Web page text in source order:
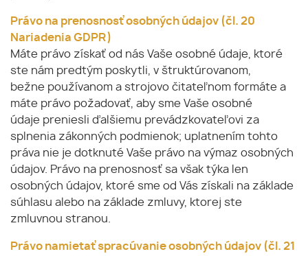
Právo na prenosnosť osobných údajov (čl. 20
Nariadenia GDPR)
Máte právo získať od nás Vaše osobné údaje, ktoré
ste nám predtým poskytli, v štruktúrovanom,
bežne používanom a strojovo čitateľnom formáte a
máte právo požadovať, aby sme Vaše osobné
údaje preniesli ďalšiemu prevádzkovateľovi za
splnenia zákonných podmienok; uplatnením tohto
práva nie je dotknuté Vaše právo na výmaz osobných
údajov. Právo na prenosnosť sa však týka len
osobných údajov, ktoré sme od Vás získali na základe
súhlasu alebo na základe zmluvy, ktorej ste
zmluvnou stranou.
Právo namietať spracúvanie osobných údajov (čl. 21